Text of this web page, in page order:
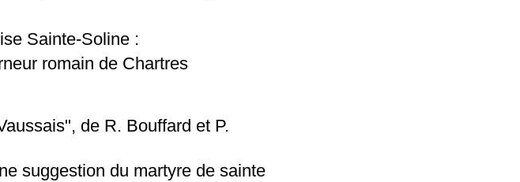
Sainte-Soline :
romain de Chartres
de R. Bouffard et P.
suggestion du martyre de sainte